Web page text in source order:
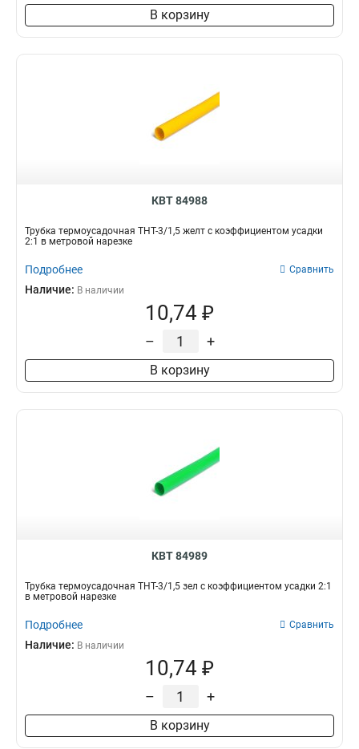
В корзину
КВТ 84988
Трубка термоусадочная ТНТ-3/1,5 желт с коэффициентом усадки
2:1 в метровой нарезке
Подробнее Сравнить
Наличие: В наличии
10,74 ₽
– +
В корзину
КВТ 84989
Трубка термоусадочная ТНТ-3/1,5 зел с коэффициентом усадки 2:1
в метровой нарезке
Подробнее Сравнить
Наличие: В наличии
10,74 ₽
– +
В корзину